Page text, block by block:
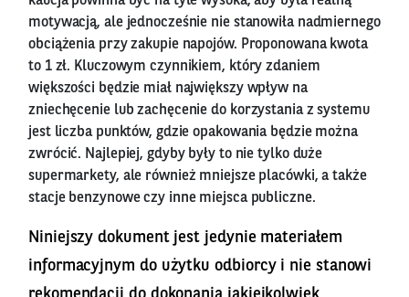
motywacją, ale jednocześnie nie stanowiła nadmiernego
obciążenia przy zakupie napojów. Proponowana kwota
to 1 zł. Kluczowym czynnikiem, który zdaniem
większości będzie miał największy wpływ na
zniechęcenie lub zachęcenie do korzystania z systemu
jest liczba punktów, gdzie opakowania będzie można
zwrócić. Najlepiej, gdyby były to nie tylko duże
supermarkety, ale również mniejsze placówki, a także
stacje benzynowe czy inne miejsca publiczne.
Niniejszy dokument jest jedynie materiałem
informacyjnym do użytku odbiorcy i nie stanowi